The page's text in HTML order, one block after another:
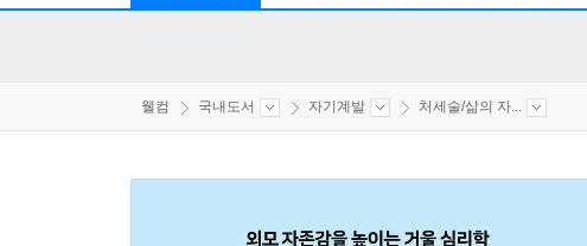
웰컴 국내도서 자기계발 처세술/삶의 자...